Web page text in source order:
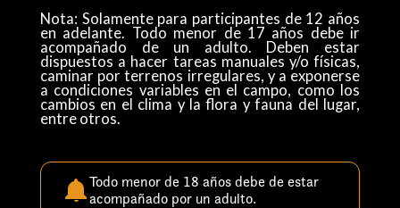
Nota: Solamente para participantes de 12 años
en adelante. Todo menor de 17 años debe ir
acompañado de un adulto. Deben estar
dispuestos a hacer tareas manuales y/o físicas,
caminar por terrenos irregulares, y a exponerse
a condiciones variables en el campo, como los
cambios en el clima y la flora y fauna del lugar,
entre otros.
Todo menor de 18 años debe de estar
acompañado por un adulto.